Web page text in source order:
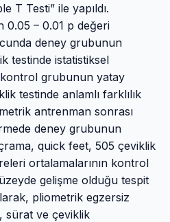
T Testi” ile yapıldı.
0.05 – 0.01 p değeri
deney grubunun
testinde istatistiksel
kontrol grubunun yatay
testinde anlamlı farklılık
antrenman sonrası
deney grubunun
quick feet, 505 çeviklik
ortalamalarının kontrol
gelişme olduğu tespit
pliometrik egzersiz
sürat ve çeviklik